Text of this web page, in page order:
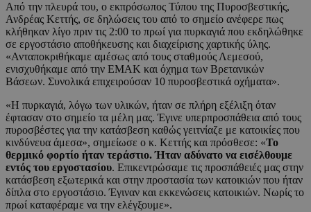
Από την πλευρά του, ο εκπρόσωπος Τύπου της Πυροσβεστικής,
Ανδρέας Κεττής, σε δηλώσεις του από το σημείο ανέφερε πως
κλήθηκαν λίγο πριν τις 2:00 το πρωί για πυρκαγιά που εκδηλώθηκε
σε εργοστάσιο αποθήκευσης και διαχείρισης χαρτικής ύλης.
«Ανταποκριθήκαμε αμέσως από τους σταθμούς Λεμεσού,
ενισχυθήκαμε από την ΕΜΑΚ και όχημα των Βρετανικών
Βάσεων. Συνολικά επιχειρούσαν 10 πυροσβεστικά οχήματα».
«Η πυρκαγιά, λόγω των υλικών, ήταν σε πλήρη εξέλιξη όταν
έφτασαν στο σημείο τα μέλη μας. Έγινε υπερπροσπάθεια από τους
πυροσβέστες για την κατάσβεση καθώς γειτνίαζε με κατοικίες που
κινδύνευα άμεσα», σημείωσε ο κ. Κεττής και πρόσθεσε: «Το
θερμικό φορτίο ήταν τεράστιο. Ήταν αδύνατο να εισέλθουμε
εντός του εργοστασίου. Επικεντρώσαμε τις προσπάθειές μας στην
κατάσβεση εξωτερικά και στην προστασία των κατοικιών που ήταν
δίπλα στο εργοστάσιο. Έγιναν και εκκενώσεις κατοικιών. Νωρίς το
πρωί καταφέραμε να την ελέγξουμε».